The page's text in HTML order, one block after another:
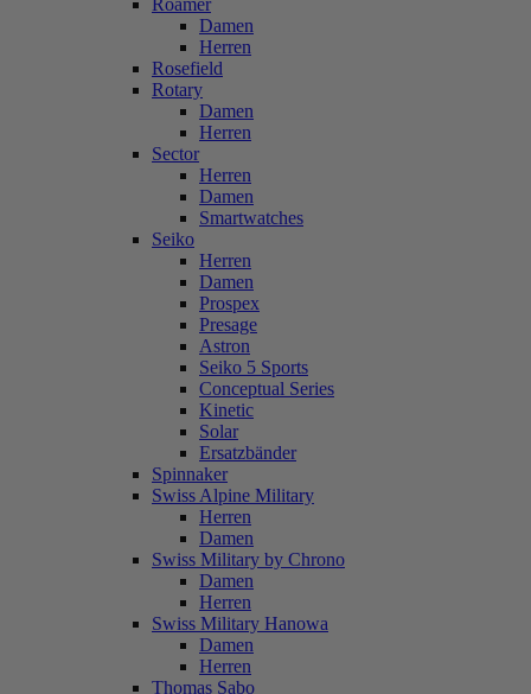
Roamer
Damen
Herren
Rosefield
Rotary
Damen
Herren
Sector
Herren
Damen
Smartwatches
Seiko
Herren
Damen
Prospex
Presage
Astron
Seiko 5 Sports
Conceptual Series
Kinetic
Solar
Ersatzbänder
Spinnaker
Swiss Alpine Military
Herren
Damen
Swiss Military by Chrono
Damen
Herren
Swiss Military Hanowa
Damen
Herren
Thomas Sabo